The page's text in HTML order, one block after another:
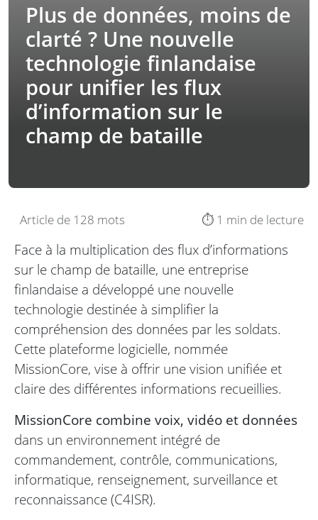
Plus de données, moins de
clarté ? Une nouvelle
technologie finlandaise
pour unifier les flux
d’information sur le
champ de bataille
Article de 128 mots ⏱️ 1 min de lecture
Face à la multiplication des flux d’informations
sur le champ de bataille, une entreprise
finlandaise a développé une nouvelle
technologie destinée à simplifier la
compréhension des données par les soldats.
Cette plateforme logicielle, nommée
MissionCore, vise à offrir une vision unifiée et
claire des différentes informations recueillies.
MissionCore combine voix, vidéo et données
dans un environnement intégré de
commandement, contrôle, communications,
informatique, renseignement, surveillance et
reconnaissance (C4ISR).